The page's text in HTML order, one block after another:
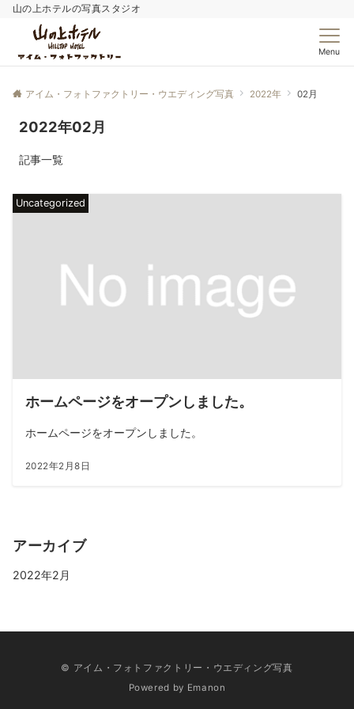
山の上ホテルの写真スタジオ
Menu
アイム・フォトファクトリー・ウエディング写真 2022年 02月
2022年02月
記事一覧
Uncategorized
ホームページをオープンしました。
ホームページをオープンしました。
2022年2月8日
アーカイブ
2022年2月
© アイム・フォトファクトリー・ウエディング写真
Powered by Emanon